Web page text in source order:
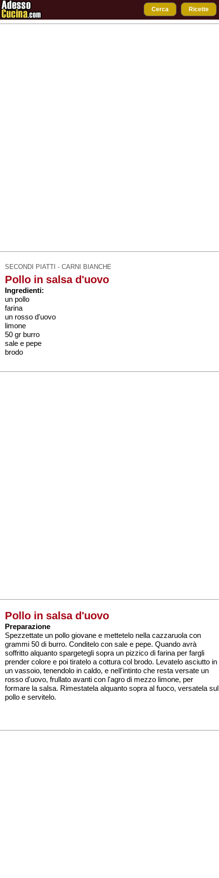
Cerca Ricette
SECONDI PIATTI - CARNI BIANCHE
Pollo in salsa d'uovo
Ingredienti:
un pollo
farina
un rosso d'uovo
limone
50 gr burro
sale e pepe
brodo
Pollo in salsa d'uovo
Preparazione
Spezzettate un pollo giovane e mettetelo nella cazzaruola con
grammi 50 di burro. Conditelo con sale e pepe. Quando avrà
soffritto alquanto spargetegli sopra un pizzico di farina per fargli
prender colore e poi tiratelo a cottura col brodo. Levatelo asciutto in
un vassoio, tenendolo in caldo, e nell'intinto che resta versate un
rosso d'uovo, frullato avanti con l'agro di mezzo limone, per
formare la salsa. Rimestatela alquanto sopra al fuoco, versatela sul
pollo e servitelo.